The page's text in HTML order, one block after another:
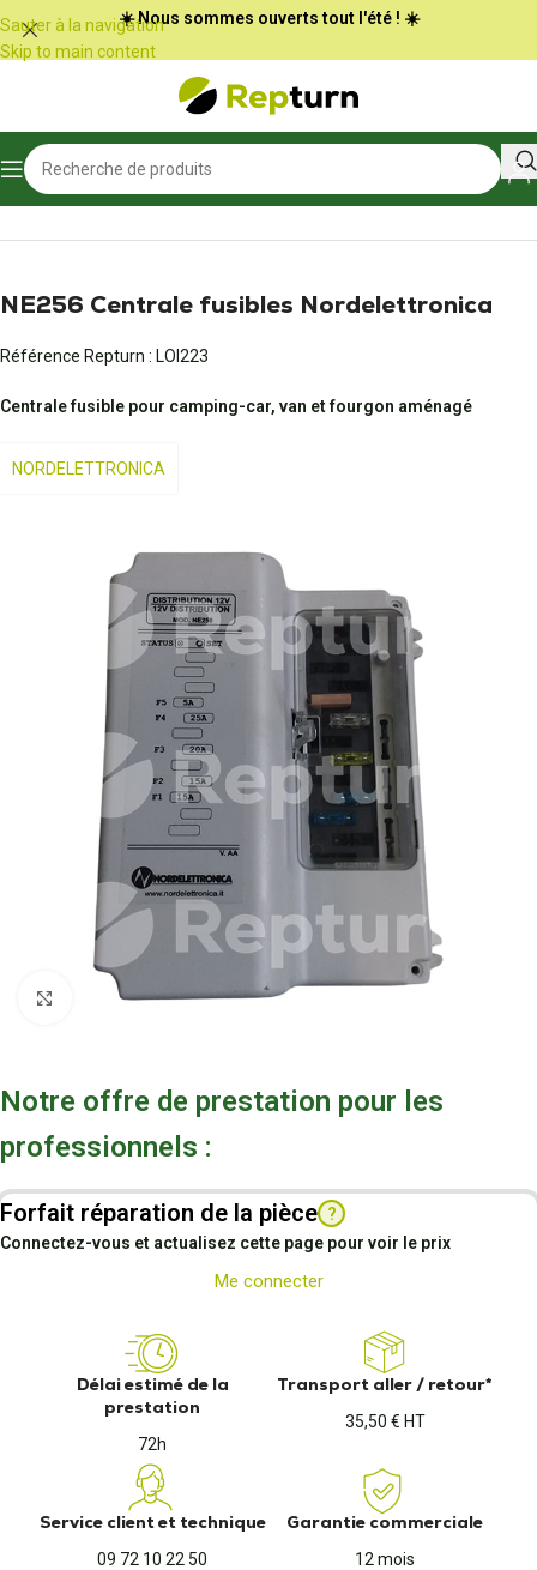
Panneau de gestion des cookies
Sauter à la navigation
Skip to main content
☀️ Nous sommes ouverts tout l'été ! ☀️
Accueil
NE256 Centrale fusibles Nordelettronica
Référence Repturn : LOI223
Centrale fusible pour camping-car, van et fourgon aménagé
NORDELETTRONICA
Cliquez pour agrandir
Notre offre de prestation pour les
professionnels :
Forfait réparation de la pièce ?
Connectez-vous et actualisez cette page pour voir le prix
Me connecter
Délai estimé de la
prestation
72h
Transport aller / retour*
35,50 € HT
Service client et technique
09 72 10 22 50
Garantie commerciale
12 mois